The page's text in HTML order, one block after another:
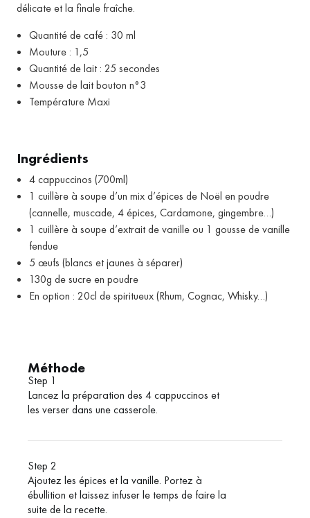
délicate et la finale fraîche.
Quantité de café : 30 ml
Mouture : 1,5
Quantité de lait : 25 secondes
Mousse de lait bouton n°3
Température Maxi
Ingrédients
4 cappuccinos (700ml)
1 cuillère à soupe d’un mix d’épices de Noël en poudre
(cannelle, muscade, 4 épices, Cardamone, gingembre…)
1 cuillère à soupe d’extrait de vanille ou 1 gousse de vanille
fendue
5 œufs (blancs et jaunes à séparer)
130g de sucre en poudre
En option : 20cl de spiritueux (Rhum, Cognac, Whisky…)
Méthode
Step 1
Lancez la préparation des 4 cappuccinos et
les verser dans une casserole.
Step 2
Ajoutez les épices et la vanille. Portez à
ébullition et laissez infuser le temps de faire la
suite de la recette.